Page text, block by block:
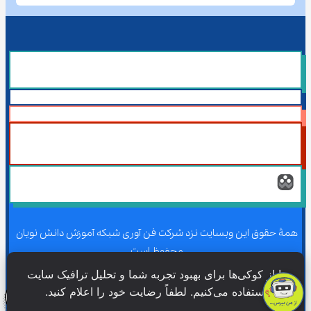
همۀ حقوق این وبسایت نزد شرکت فن آوری شبکه آموزش دانش نویان
محفوظ است.
همۀ حقوق این وبسایت نزد شرکت فن آوری شبکه آموزش دانش نویان
ما از کوکی‌ها برای بهبود تجربه شما و تحلیل ترافیک سایت
استفاده می‌کنیم. لطفاً رضایت خود را اعلام کنید.